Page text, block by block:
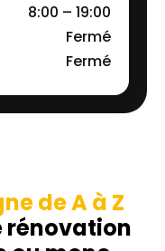
8:00 – 19:00
Fermé
Fermé
de A à Z
rénovation